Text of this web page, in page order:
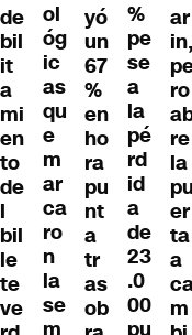
de
bil
it
a
mi
en
to
de
l
bil
le
te
ve
ol
óg
ic
as
qu
e
m
ar
ca
ro
n
la
se
yó
un
67
%
en
ho
ra
pu
nt
a
tr
as
ob
%
pe
se
a
la
pé
rd
id
a
de
23
.0
00
ar
in,
ro
re
la
pu
er
ta
a
m